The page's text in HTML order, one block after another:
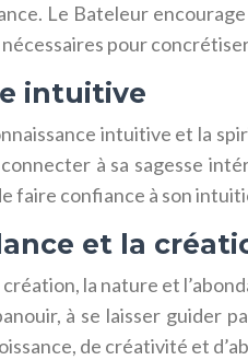
Le Bateleur
pour
intuitive
intuitive et la
à sa sagesse
faire confiance à son
et la
la nature et
à se laisser
de créativité et